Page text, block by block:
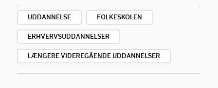
UDDANNELSE FOLKESKOLEN
ERHVERVSUDDANNELSER
LÆNGERE VIDEREGÅENDE UDDANNELSER